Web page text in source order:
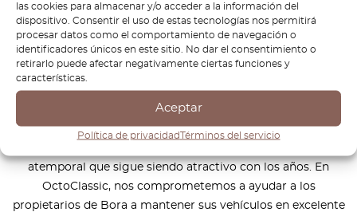
las cookies para almacenar y/o acceder a la información del
dispositivo. Consentir el uso de estas tecnologías nos permitirá
procesar datos como el comportamiento de navegación o
identificadores únicos en este sitio. No dar el consentimiento o
retirarlo puede afectar negativamente ciertas funciones y
características.
Aceptar
Política de privacidadTérminos del servicio
El Volkswagen Bora es un sedán elegante y confiable que
combina comodidad, rendimiento y funcionalidad a la
perfección. Diseñado para quienes disfrutan de una
conducción suave y dinámica, el Bora destaca por su
atemporal que sigue siendo atractivo con los años. En
OctoClassic, nos comprometemos a ayudar a los
propietarios de Bora a mantener sus vehículos en excelente